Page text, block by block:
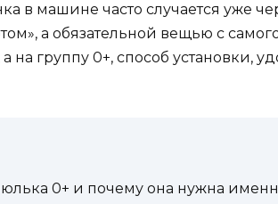
в машине часто случается уже
а обязательной вещью с
а на группу 0+, способ
0+ и почему она нужна